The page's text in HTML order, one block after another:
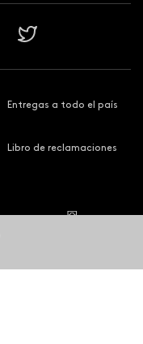
Entregas a todo el país
Libro de reclamaciones